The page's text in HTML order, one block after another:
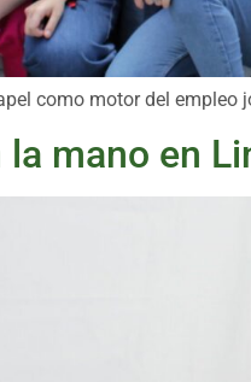
como motor del
la mano en